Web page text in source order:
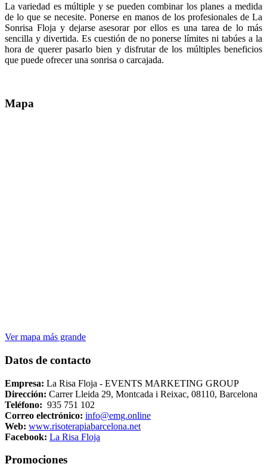
La variedad es múltiple y se pueden combinar los planes a medida
de lo que se necesite. Ponerse en manos de los profesionales de La
Sonrisa Floja y dejarse asesorar por ellos es una tarea de lo más
sencilla y divertida. Es cuestión de no ponerse límites ni tabúes a la
hora de querer pasarlo bien y disfrutar de los múltiples beneficios
que puede ofrecer una sonrisa o carcajada.
Mapa
Ver mapa más grande
Datos de contacto
Empresa: La Risa Floja - EVENTS MARKETING GROUP
Dirección: Carrer Lleida 29, Montcada i Reixac, 08110, Barcelona
Teléfono: 935 751 102
Correo electrónico: info@emg.online
Web: www.risoterapiabarcelona.net
Facebook: La Risa Floja
Promociones